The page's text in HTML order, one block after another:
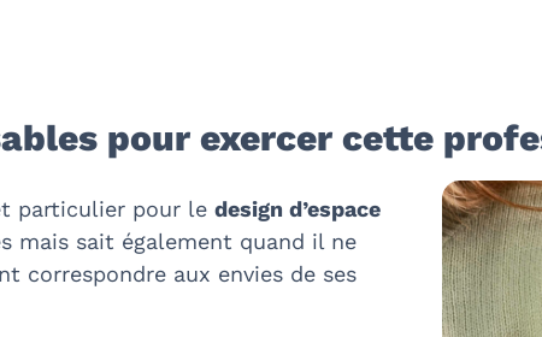
pour exercer cette
particulier pour le design d’espace
mais sait également quand il ne
correspondre aux envies de ses